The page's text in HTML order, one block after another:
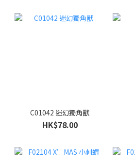
C01042 迷幻獨角獸
HK$78.00